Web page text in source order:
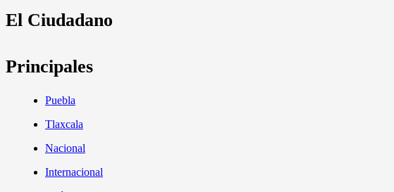
El Ciudadano
Principales
Puebla
Tlaxcala
Nacional
Internacional